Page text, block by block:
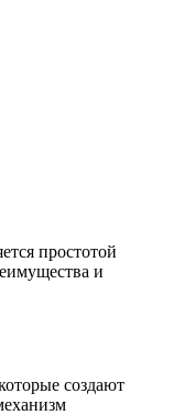
простотой
и
создают